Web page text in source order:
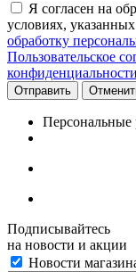
Я согласен на
условиях,
обработку
Пользовательское
конфиденциальности
Персональные
Подписывайтесь
на новости и акции
Новости